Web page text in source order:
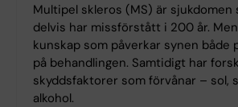
Multipel skleros (MS) är sjukdomen
delvis har missförstått i 200 år.
kunskap som påverkar synen både
på behandlingen. Samtidigt har
skyddsfaktorer som förvånar – sol,
alkohol.